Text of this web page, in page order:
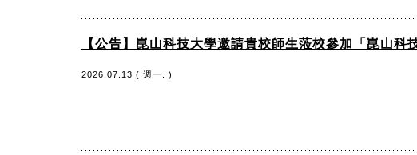
【公告】崑山科技大學邀請貴校師生蒞校參加「崑山科
2026.07.13 ( 週一. )